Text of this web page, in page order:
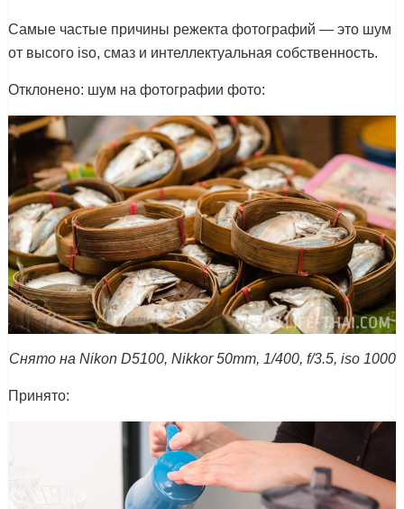
Самые частые причины режекта фотографий — это шум
от высого iso, смаз и интеллектуальная собственность.
Отклонено: шум на фотографии фото:
Снято на Nikon D5100, Nikkor 50mm, 1/400, f/3.5, iso 1000
Принято: